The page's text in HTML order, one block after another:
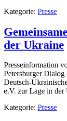
Kategorie: Presse
der Ukraine
Presseinformation
Petersburger Dialog
Deutsch-
e.V. zur Lage in der
Kategorie: Presse